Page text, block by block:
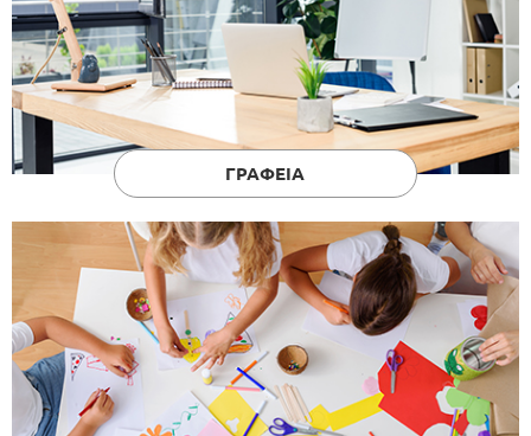
ΓΡΑΦΕΙΑ